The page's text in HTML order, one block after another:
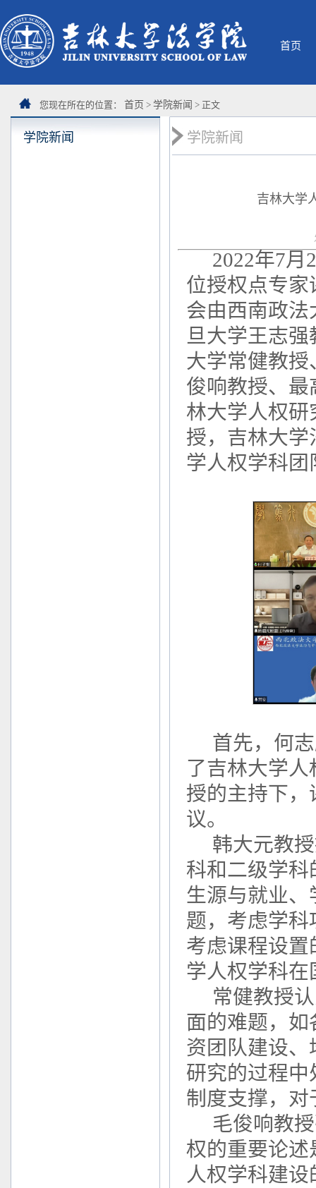
首页
您现在所在的位置： 首页 > 学院新闻 > 正文
学院新闻 学院新闻
吉林大学
2022年7月
位授权点专
会由西南政
旦大学王志
大学常健教
俊响教授、
林大学人权
授，吉林大
学人权学科
首先，何
了吉林大学
授的主持下
议。
韩大元教
科和二级学
生源与就业
题，考虑学
考虑课程设
学人权学科
常健教授
面的难题，
资团队建设
研究的过程
制度支撑，
毛俊响教
权的重要论述
人权学科建